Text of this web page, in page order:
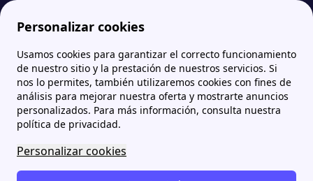
Personalizar cookies
Usamos cookies para garantizar el correcto funcionamiento
de nuestro sitio y la prestación de nuestros servicios. Si
nos lo permites, también utilizaremos cookies con fines de
análisis para mejorar nuestra oferta y mostrarte anuncios
personalizados. Para más información, consulta nuestra
política de privacidad.
Personalizar cookies
Papernest.es blog ¿El fin de los electrodomésticos? Jóvenes crean una nevera sin electricidad
¿El fin de los
electrodomésticos? Jóvenes
crean una nevera sin